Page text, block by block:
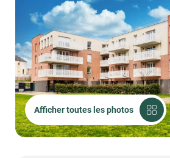
Afficher toutes les photos